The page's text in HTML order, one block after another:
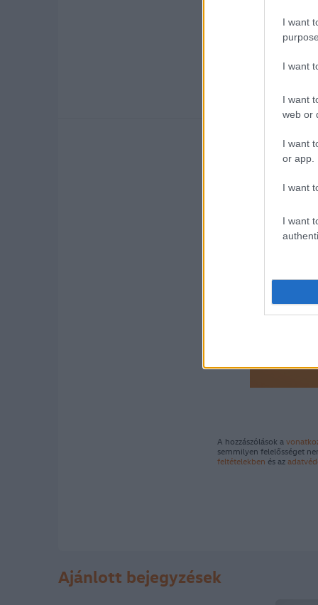
I want
I want
I want
web or
I want
or app.
I want
I want
A hozzászólások a
semmilyen felelősséget
feltételekben és az
Ajánlott bejegyzések